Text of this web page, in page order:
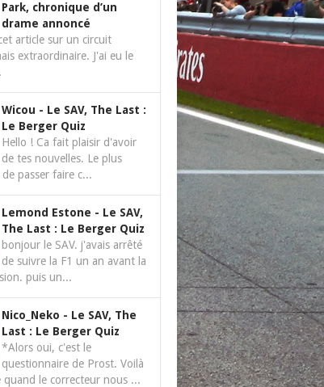
Park, chronique d’un
drame annoncé
article sur un circuit
extraordinaire. J'ai eu le
Wicou - Le SAV, The Last :
Le Berger Quiz
Hello ! Ca fait plaisir d'avoir
de tes nouvelles. Le plus
passer faire c...
Lemond Estone - Le SAV,
The Last : Le Berger Quiz
bonjour le SAV. j'avais arrêté
de suivre la F1 un an avant la
puis un...
Nico_Neko - Le SAV, The
Last : Le Berger Quiz
*Alors oui, c'est le
questionnaire de Prost. Voilà
quand le correcteur nous ...